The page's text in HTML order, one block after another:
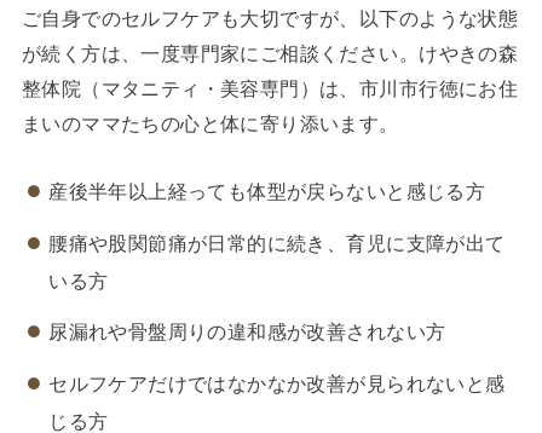
ご自身でのセルフケアも大切ですが、以下のような状態
が続く方は、一度専門家にご相談ください。けやきの森
整体院（マタニティ・美容専門）は、市川市行徳にお住
まいのママたちの心と体に寄り添います。
産後半年以上経っても体型が戻らないと感じる方
腰痛や股関節痛が日常的に続き、育児に支障が出て
いる方
尿漏れや骨盤周りの違和感が改善されない方
セルフケアだけではなかなか改善が見られないと感
じる方